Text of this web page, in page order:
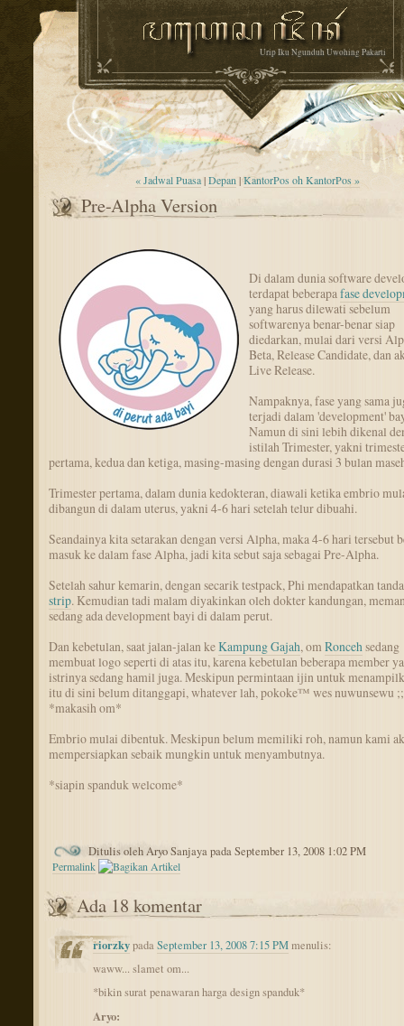
Urip Iku Ngunduh Uwohing Pakarti
« Jadwal Puasa|Depan |KantorPos oh KantorPos »
Pre-Alpha Version
Di dalam dunia software
terdapat beberapafase
yang harus dilewati sebelum
softwarenya benar-benar siap
diedarkan, mulai dari versi
Beta, Release Candidate, dan
Live Release.
Nampaknya, fase yang sama
terjadi dalam 'development'
Namun di sini lebih dikenal
istilah Trimester, yakni
pertama, kedua dan ketiga, masing-masing dengan durasi 3 bulan
Trimester pertama, dalam dunia kedokteran, diawali ketika embrio
dibangun di dalam uterus, yakni 4-6 hari setelah telur dibuahi.
Seandainya kita setarakan dengan versi Alpha, maka 4-6 hari tersebut
masuk ke dalam fase Alpha, jadi kita sebut saja sebagai Pre-Alpha.
Setelah sahur kemarin, dengan secarik testpack, Phi mendapatkan
strip. Kemudian tadi malam diyakinkan oleh dokter kandungan,
sedang ada development bayi di dalam perut.
Dan kebetulan, saat jalan-jalan keKampung Gajah, om Roncehsedang
membuat logo seperti di atas itu, karena kebetulan beberapa member
istrinya sedang hamil juga. Meskipun permintaan ijin untuk
itu di sini belum ditanggapi, whatever lah, pokoke™ wes nuwunsewu
*makasih om*
Embrio mulai dibentuk. Meskipun belum memiliki roh, namun kami
mempersiapkan sebaik mungkin untuk menyambutnya.
*siapin spanduk welcome*
Ditulis oleh Aryo Sanjaya pada September 13, 2008 1:02 PM
Permalink
Ada 18 komentar
riorzkypadaSeptember 13, 2008 7:15 PMmenulis:
waww... slamet om...
*bikin surat penawaran harga design spanduk*
Aryo: